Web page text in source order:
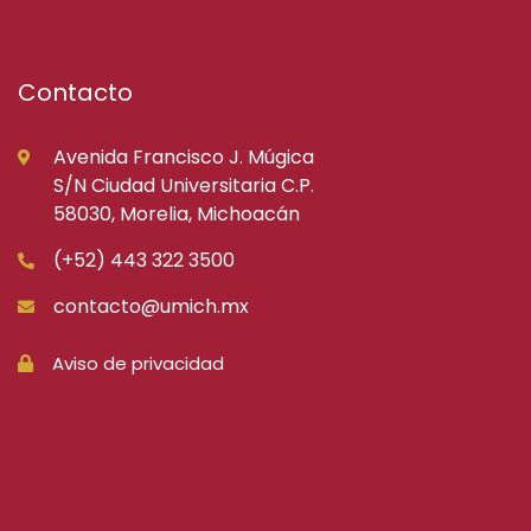
Contacto
Avenida Francisco J. Múgica
S/N Ciudad Universitaria C.P.
58030, Morelia, Michoacán
(+52) 443 322 3500
contacto@umich.mx
Aviso de privacidad